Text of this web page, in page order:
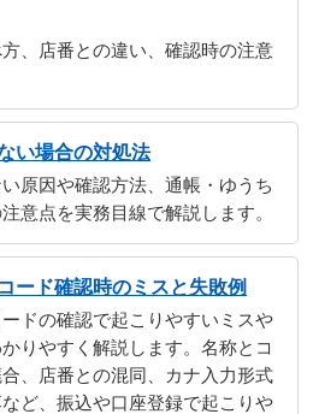
、店番との違い、確認時の注意
い場合の対処法
原因や確認方法、通帳・ゆうち
意点を実務目線で解説します。
ード確認時のミスと失敗例
ドの確認で起こりやすいミスや
りやすく解説します。名称とコ
、店番との混同、カナ入力形式
ど、振込や口座登録で起こりや